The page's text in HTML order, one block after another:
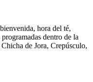
hora del té,
dentro de la
de Jora, Crepúsculo,